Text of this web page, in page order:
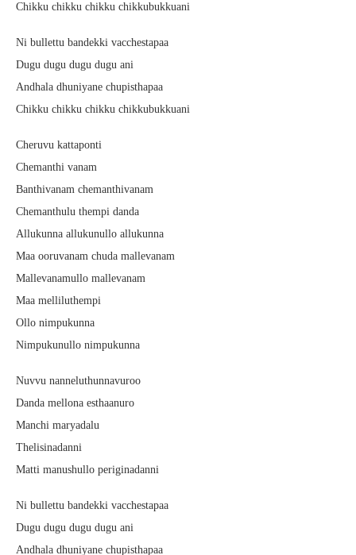
Chikku chikku chikku chikkubukkuani
Ni bullettu bandekki vacchestapaa
Dugu dugu dugu dugu ani
Andhala dhuniyane chupisthapaa
Chikku chikku chikku chikkubukkuani
Cheruvu kattaponti
Chemanthi vanam
Banthivanam chemanthivanam
Chemanthulu thempi danda
Allukunna allukunullo allukunna
Maa ooruvanam chuda mallevanam
Mallevanamullo mallevanam
Maa melliluthempi
Ollo nimpukunna
Nimpukunullo nimpukunna
Nuvvu nanneluthunnavuroo
Danda mellona esthaanuro
Manchi maryadalu
Thelisinadanni
Matti manushullo periginadanni
Ni bullettu bandekki vacchestapaa
Dugu dugu dugu dugu ani
Andhala dhuniyane chupisthapaa